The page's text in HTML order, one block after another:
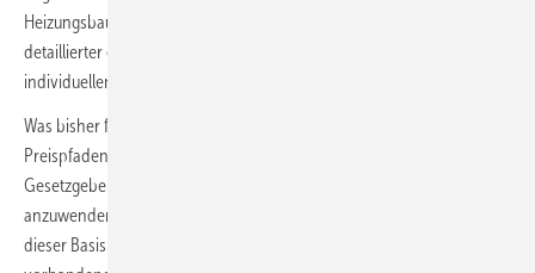
Heizungsbauer, TGA-Planer oder Energieberater und etwas
detaillierter ein Energie-Effizienz-Experte beim Erstellen eines
individuellen Sanierungsfahrplans (iSFP).
Was bisher fehlt, ist ein standardisierter Blick in die Zukunft mit
Preispfaden oder -korridoren für die Energieträger. Dafür sollte der
Gesetzgeber, analog zur Kommunalen Wärmeplanung,
anzuwendende Werte mit einer Bandbreite vorgeben. Wer sich auf
dieser Basis unter Berücksichtigung der Gebäudehülle und der